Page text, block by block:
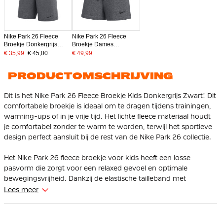
Nike Park 26 Fleece
Broekje Donkergrijs
Zwart
€ 35,99 € 45,00
Nike Park 26 Fleece
Broekje Dames
Donkergrijs Zwart
€ 49,99
PRODUCTOMSCHRIJVING
Dit is het Nike Park 26 Fleece Broekje Kids Donkergrijs Zwart! Dit
comfortabele broekje is ideaal om te dragen tijdens trainingen,
warming-ups of in je vrije tijd. Het lichte fleece materiaal houdt
je comfortabel zonder te warm te worden, terwijl het sportieve
design perfect aansluit bij de rest van de Nike Park 26 collectie.
Het Nike Park 26 fleece broekje voor kids heeft een losse
pasvorm die zorgt voor een relaxed gevoel en optimale
bewegingsvrijheid. Dankzij de elastische tailleband met
trekkoord kun je de pasvorm eenvoudig aanpassen.
Lees meer